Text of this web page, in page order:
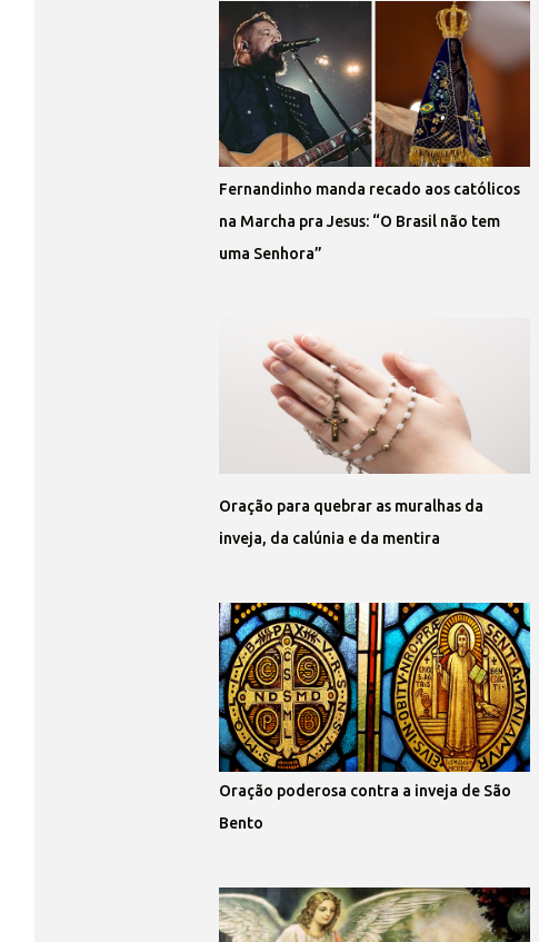
Fernandinho manda recado aos católicos
na Marcha pra Jesus: “O Brasil não tem
uma Senhora”
Oração para quebrar as muralhas da
inveja, da calúnia e da mentira
Oração poderosa contra a inveja de São
Bento